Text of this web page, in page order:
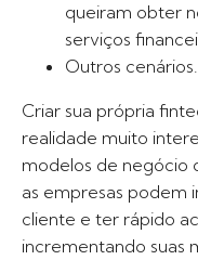
queiram obter
serviços
Outros cenários.
Criar sua própria
realidade muito
modelos de negócio
as empresas podem
cliente e ter rápido
incrementando suas